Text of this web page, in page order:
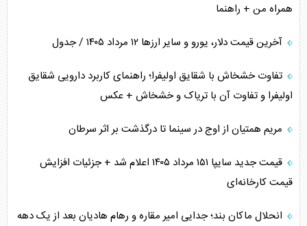
همراه من + راهنما
آخرین قیمت دلار، یورو و سایر ارز‌ها ۱۲ مرداد ۱۴۰۵ / جدول
تفاوت خشخاش با شقایق اولیفرا؛ راهنمای کاربرد دارویی شقایق
اولیفرا و تفاوت آن با تریاک و خشخاش + عکس
مریم همتیان از اوج در سینما تا درگذشت بر اثر سرطان
قیمت جدید سایپا ۱۵۱ مرداد ۱۴۰۵ اعلام شد + جزئیات افزایش
قیمت کارخانه‌ای
انحلال ماکان بند؛ جدایی امیر مقاره و رهام هادیان بعد از یک دهه